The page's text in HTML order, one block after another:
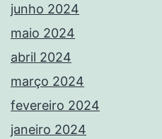
junho 2024
maio 2024
abril 2024
março 2024
fevereiro 2024
janeiro 2024